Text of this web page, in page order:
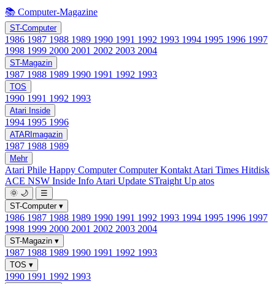
📚 Computer-Magazine
ST-Computer
1986 1987 1988 1989 1990 1991 1992 1993 1994 1995 1996 1997
1998 1999 2000 2001 2002 2003 2004
ST-Magazin
1987 1988 1989 1990 1991 1992 1993
TOS
1990 1991 1992 1993
Atari Inside
1994 1995 1996
ATARImagazin
1987 1988 1989
Mehr
Atari Phile Happy ComputerComputer Kontakt Atari Times Hitdisk
ACE NSW Inside Info Atari Update STraight Up atos
🌞 🌙
☰
ST-Computer ▾
1986 1987 1988 1989 1990 1991 1992 1993 1994 1995 1996 1997
1998 1999 2000 2001 2002 2003 2004
ST-Magazin ▾
1987 1988 1989 1990 1991 1992 1993
TOS ▾
1990 1991 1992 1993